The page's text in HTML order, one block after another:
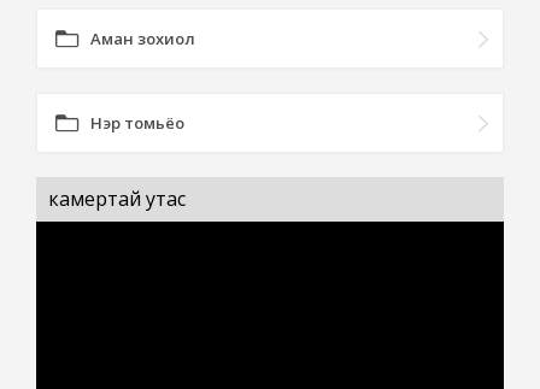
Аман зохиол
Нэр томьёо
камертай утас